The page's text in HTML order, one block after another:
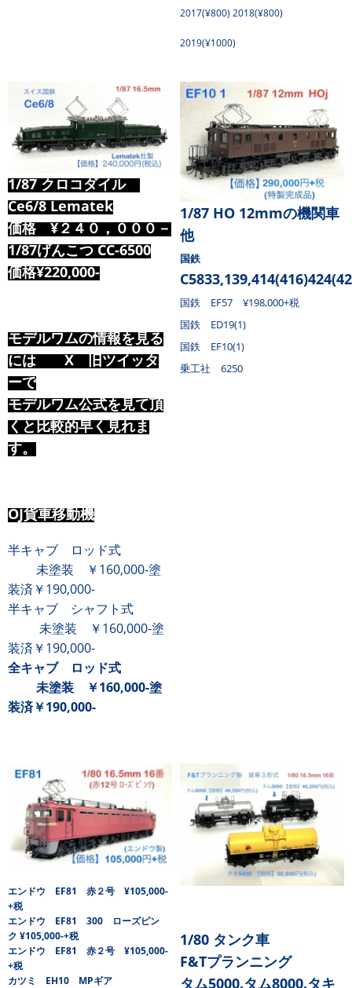
2017(¥800) 2018(¥800)
2019(¥1000)
1/87 クロコダイル
Ce6/8 Lematek
価格 ¥２４０，０００－
1/87げんこつ CC-6500
価格¥220,000-
モデルワムの情報を見る
には X 旧ツイッタ
ーで
モデルワム公式を見て頂
くと比較的早く見れま
す。
OJ貨車移動機
半キャブ ロッド式
未塗装 ￥160,000-塗
装済 ￥190,000-
半キャブ シャフト式
未塗装 ￥160,000-塗
装済 ￥190,000-
全キャブ
ロッド式
未塗装 ￥160,000-塗
装済￥190,000-
1/87 HO 12mmの機関車
他
国鉄
国鉄 EF57 ¥198,000+税
国鉄 ED19(1)
国鉄 EF10(1)
乗工社 6250
エンドウ EF81 赤２号 ¥105,000-
+税
エンドウ EF81 300 ローズピン
ク ¥105,000-+税
エンドウ EF81 赤２号 ¥105,000-
+税
カツミ EH10 MPギア
1/80 タンク車
F&Tプランニング
タム5000.タム8000.タキ